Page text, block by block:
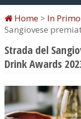
Home> In
Sangiovese
Strada del
Drink Awards